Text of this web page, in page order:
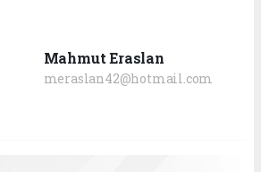
Mahmut Eraslan
meraslan42@hotmail.com